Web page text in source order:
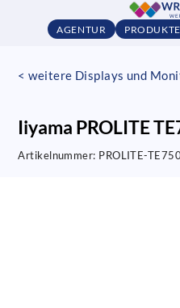
AGENTUR PRODUKTE
< weitere Displays und
Iiyama PROLITE
Artikelnummer: PROLITE-